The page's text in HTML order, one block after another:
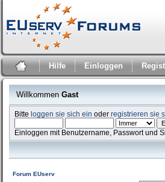
Hilfe Einloggen
Willkommen Gast
Bitteloggen sie sich ein oderregistrieren sie
Einloggen mit Benutzername, Passwort und
Forum EUserv